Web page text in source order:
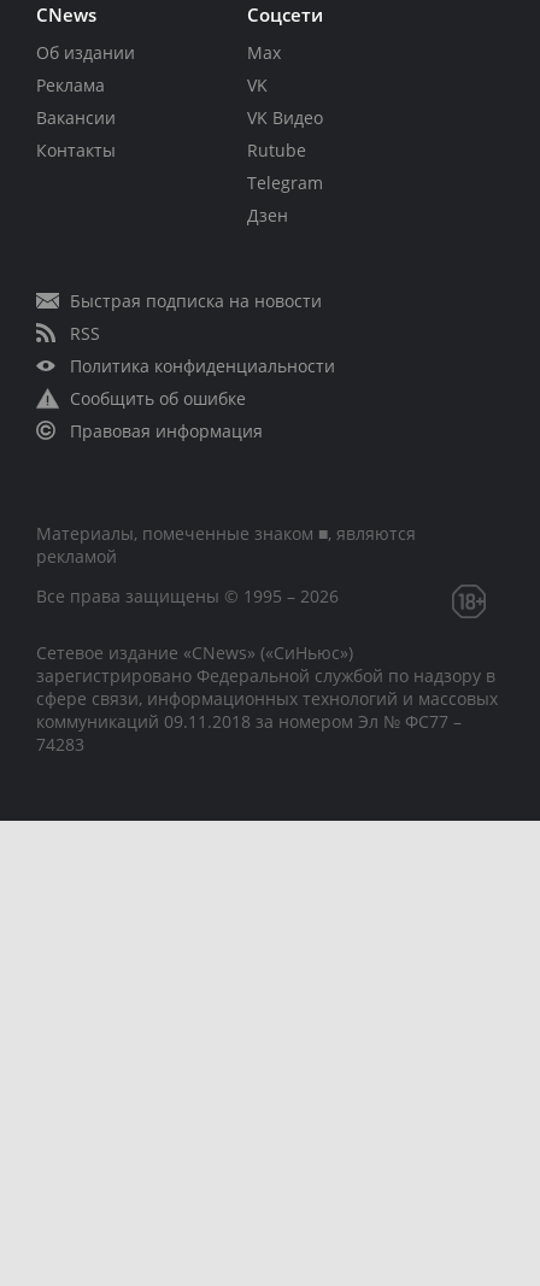
CNews
Об издании
Реклама
Вакансии
Контакты
Соцсети
Max
VK
VK Видео
Rutube
Telegram
Дзен
Быстрая подписка на новости
RSS
Политика конфиденциальности
Сообщить об ошибке
Правовая информация
Материалы, помеченные знаком ■, являются
рекламой
Все права защищены © 1995 – 2026
Сетевое издание «CNews» («СиНьюс»)
зарегистрировано Федеральной службой по надзору в
сфере связи, информационных технологий и массовых
коммуникаций 09.11.2018 за номером Эл № ФС77 –
74283